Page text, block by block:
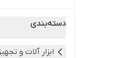
دسته‌بندی
ابزار آلات و